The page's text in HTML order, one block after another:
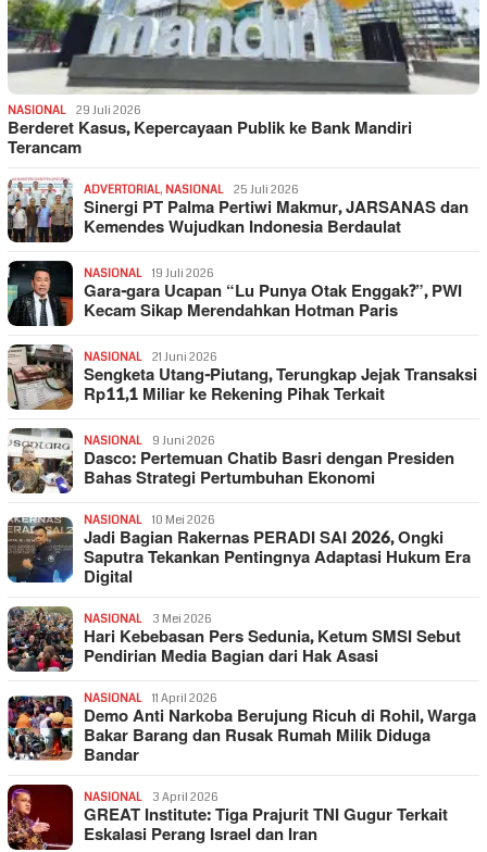
NASIONAL 29 Juli 2026
Berderet Kasus, Kepercayaan Publik ke Bank Mandiri
Terancam
ADVERTORIAL, NASIONAL 25 Juli 2026
Sinergi PT Palma Pertiwi Makmur, JARSANAS dan
Kemendes Wujudkan Indonesia Berdaulat
NASIONAL 19 Juli 2026
Gara-gara Ucapan “Lu Punya Otak Enggak?”, PWI
Kecam Sikap Merendahkan Hotman Paris
NASIONAL 21 Juni 2026
Sengketa Utang-Piutang, Terungkap Jejak Transaksi
Rp11,1 Miliar ke Rekening Pihak Terkait
NASIONAL 9 Juni 2026
Dasco: Pertemuan Chatib Basri dengan Presiden
Bahas Strategi Pertumbuhan Ekonomi
NASIONAL 10 Mei 2026
Jadi Bagian Rakernas PERADI SAI 2026, Ongki
Saputra Tekankan Pentingnya Adaptasi Hukum Era
Digital
NASIONAL 3 Mei 2026
Hari Kebebasan Pers Sedunia, Ketum SMSI Sebut
Pendirian Media Bagian dari Hak Asasi
NASIONAL 11 April 2026
Demo Anti Narkoba Berujung Ricuh di Rohil, Warga
Bakar Barang dan Rusak Rumah Milik Diduga
Bandar
NASIONAL 3 April 2026
GREAT Institute: Tiga Prajurit TNI Gugur Terkait
Eskalasi Perang Israel dan Iran